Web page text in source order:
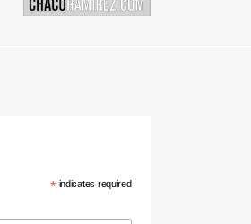
*indicates required